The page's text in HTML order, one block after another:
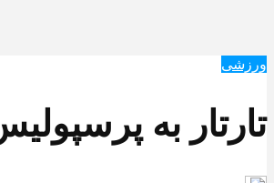
ورزشی
تارتار به